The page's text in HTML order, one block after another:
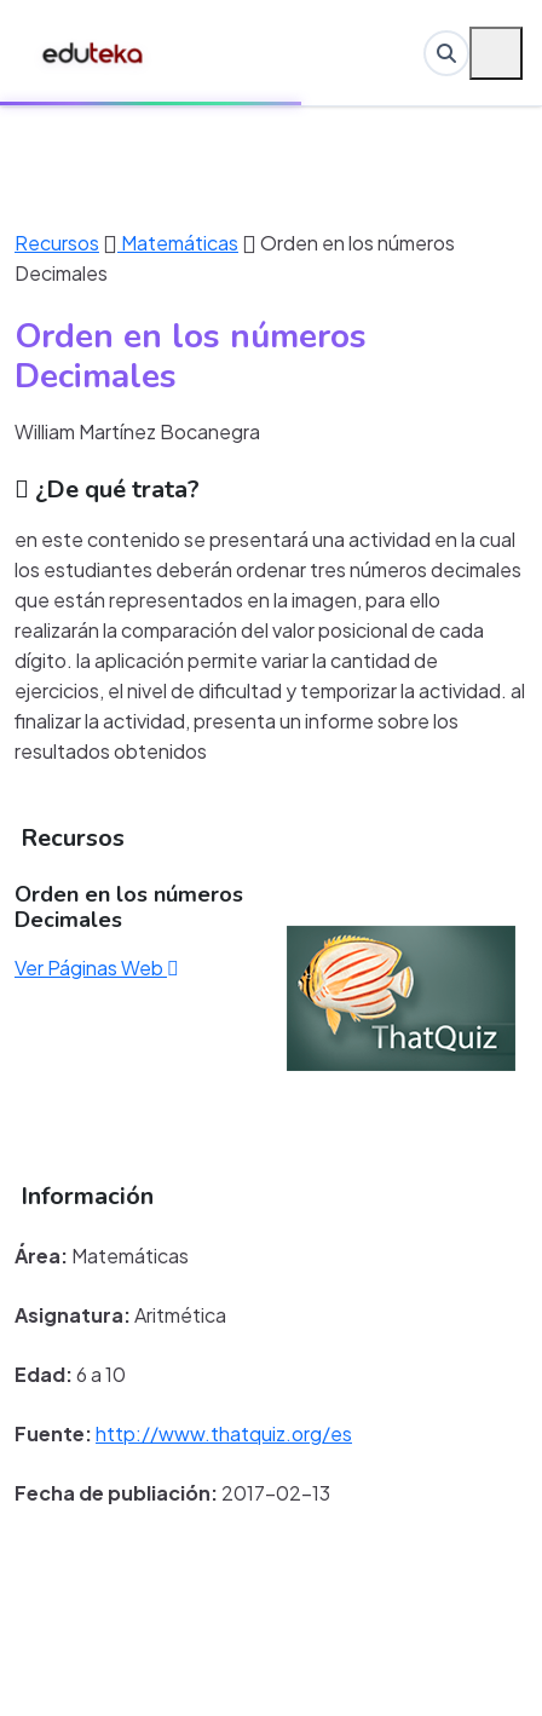
Recursos Matemáticas
Orden en los números
Decimales
Orden en los números
Decimales
William Martínez Bocanegra
¿De qué trata?
en este contenido se presentará una actividad en la cual
los estudiantes deberán ordenar tres números decimales
que están representados en la imagen, para ello
realizarán la comparación del valor posicional de cada
dígito. la aplicación permite variar la cantidad de
ejercicios, el nivel de dificultad y temporizar la actividad. al
finalizar la actividad, presenta un informe sobre los
resultados obtenidos
Recursos
Orden en los números
Decimales
Ver Páginas Web
Información
Área: Matemáticas
Asignatura:Aritmética
Edad:6 a 10
Fuente:http://www.thatquiz.org/es
Fecha de publiación: 2017-02-13